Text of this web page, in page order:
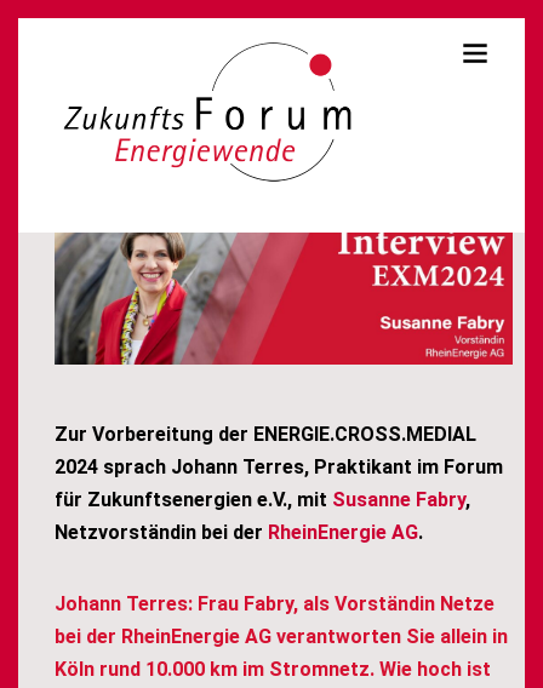
Zur Vorbereitung der ENERGIE.CROSS.MEDIAL
2024 sprach Johann Terres, Praktikant im Forum
für Zukunftsenergien e.V., mit Susanne Fabry,
Netzvorständin bei der RheinEnergie AG.
Johann Terres: Frau Fabry, als Vorständin Netze
bei der RheinEnergie AG verantworten Sie allein in
Köln rund 10.000 km im Stromnetz. Wie hoch ist